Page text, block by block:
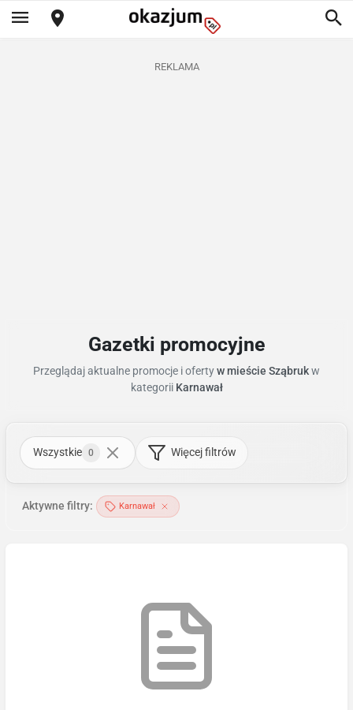
REKLAMA
Gazetki promocyjne
Przeglądaj aktualne promocje i ofertyw mieście Sząbrukw
kategoriiKarnawał
Wszystkie 0 Więcej filtrów
Aktywne filtry: Karnawał